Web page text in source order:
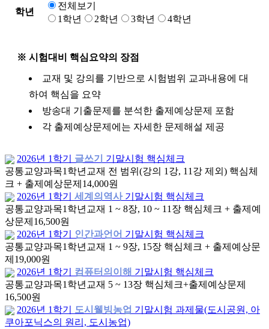
학년
전체보기
1학년
2학년 3학년 4학년
※ 시험대비 핵심요약의 장점
교재 및 강의를 기반으로 시험범위 교과내용에 대
하여 핵심을 요약
방송대 기출문제를 분석한 출제예상문제 포함
각 출제예상문제에는 자세한 문제해설 제공
2026년 1학기 글쓰기 기말시험 핵심체크
공통교양과목1학년 교재 전 범위(강의 1강, 11강 제외) 핵심체
크 + 출제예상문제 14,000원
2026년 1학기
세계의역사 기말시험 핵심체크
공통교양과목1학년 교재 1 ~ 8장, 10 ~ 11장 핵심체크 + 출제예
상문제 16,500원
2026년 1학기
인간과언어 기말시험 핵심체크
공통교양과목1학년 교재 1 ~ 9장, 15장 핵심체크 + 출제예상문
제 19,000원
2026년 1학기
컴퓨터의이해 기말시험 핵심체크
공통교양과목1학년 교재 5 ~ 13장 핵심체크+출제예상문제
16,500원
2026년 1학기
도시웰빙농업 기말시험 과제물(도시공원, 아
쿠아포닉스의 원리, 도시농업)